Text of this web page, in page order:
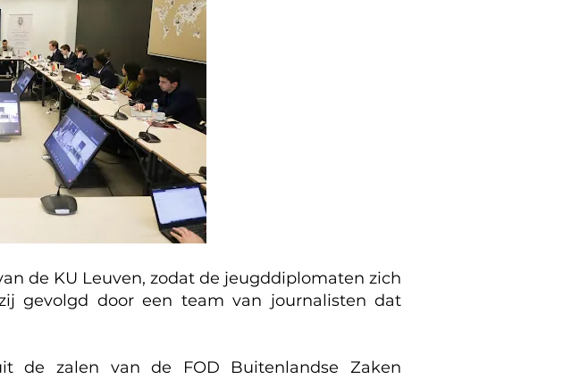
de KU Leuven, zodat de jeugddiplomaten zich
gevolgd door een team van journalisten dat
de zalen van de FOD Buitenlandse Zaken